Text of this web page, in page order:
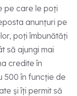
pe care le poți
anunțuri pe
poți îmbunătăți
să ajungi mai
credite în
500 în funcție de
și îți permit să